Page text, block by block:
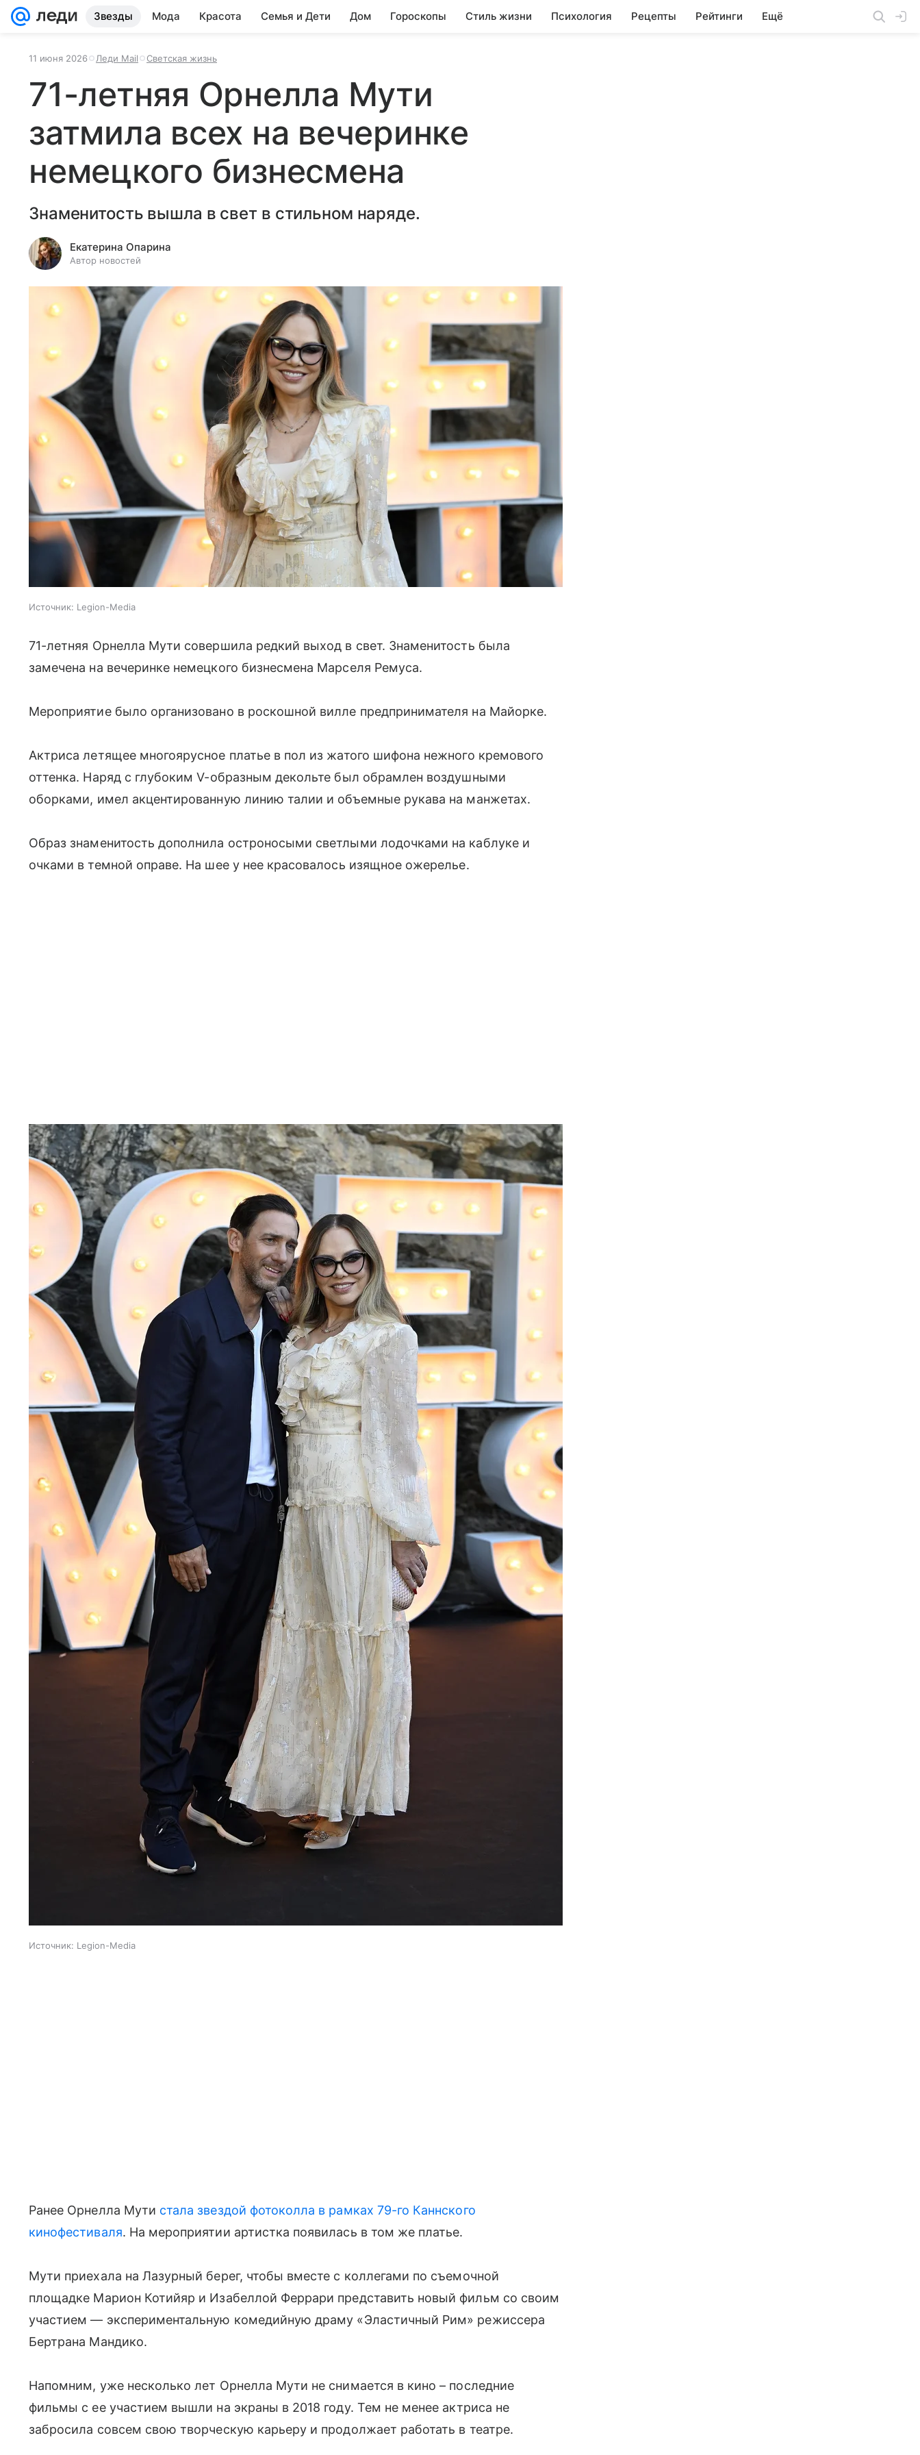
Звезды Мода Красота Семья и Дети Дом Гороскопы Стиль жизни Психология Рецепты Рейтинги Ещё
11 июня 2026 Леди Mail Светская жизнь
71-летняя Орнелла Мути
затмила всех на вечеринке
немецкого бизнесмена
Знаменитость вышла в свет в стильном наряде.
Екатерина Опарина
Автор новостей
Источник: Legion-Media
71-летняя Орнелла Мути совершила редкий выход в свет. Знаменитость была
замечена на вечеринке немецкого бизнесмена Марселя Ремуса.
Мероприятие было организовано в роскошной вилле предпринимателя на Майорке.
Актриса летящее многоярусное платье в пол из жатого шифона нежного кремового
оттенка. Наряд с глубоким V-образным декольте был обрамлен воздушными
оборками, имел акцентированную линию талии и объемные рукава на манжетах.
Образ знаменитость дополнила остроносыми светлыми лодочками на каблуке и
очками в темной оправе. На шее у нее красовалось изящное ожерелье.
Источник: Legion-Media
Ранее Орнелла Мути стала звездой фотоколла в рамках 79-го Каннского
кинофестиваля. На мероприятии артистка появилась в том же платье.
Мути приехала на Лазурный берег, чтобы вместе с коллегами по съемочной
площадке Марион Котийяр и Изабеллой Феррари представить новый фильм со своим
участием — экспериментальную комедийную драму «Эластичный Рим» режиссера
Бертрана Мандико.
Напомним, уже несколько лет Орнелла Мути не снимается в кино – последние
фильмы с ее участием вышли на экраны в 2018 году. Тем не менее актриса не
забросила совсем свою творческую карьеру и продолжает работать в театре.